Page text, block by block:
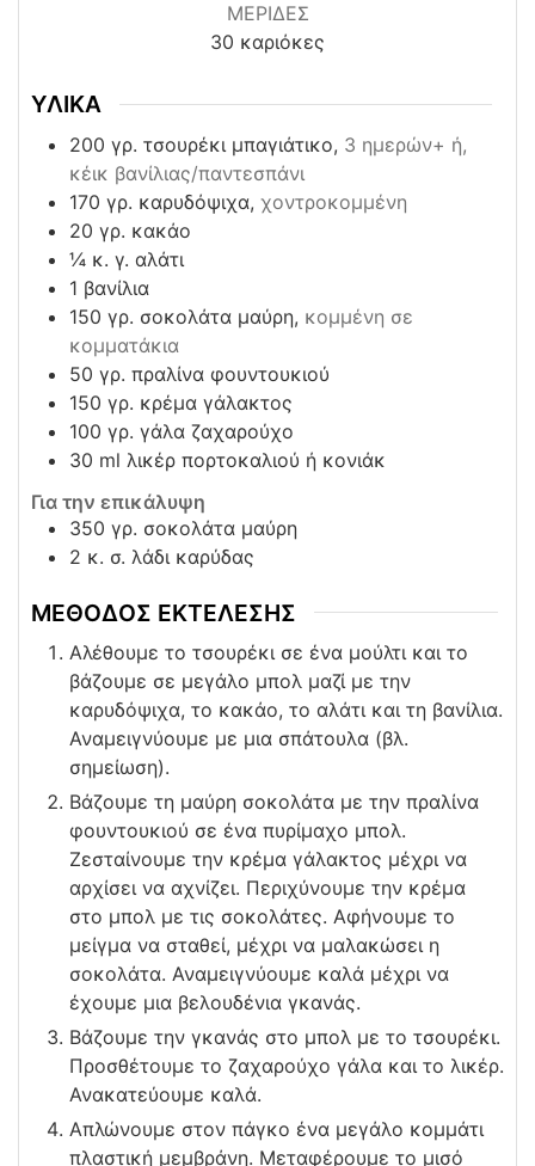
ΜΕΡΙΔΕΣ
30 καριόκες
ΥΛΙΚΑ
200 γρ. τσουρέκι μπαγιάτικο, 3 ημερών+ ή,
κέικ βανίλιας/παντεσπάνι
170 γρ. καρυδόψιχα, χοντροκομμένη
20 γρ. κακάο
¼ κ. γ. αλάτι
1 βανίλια
150 γρ. σοκολάτα μαύρη, κομμένη σε
κομματάκια
50 γρ. πραλίνα φουντουκιού
150 γρ. κρέμα γάλακτος
100 γρ. γάλα ζαχαρούχο
30 ml λικέρ πορτοκαλιού ή κονιάκ
Για την επικάλυψη
350 γρ. σοκολάτα μαύρη
2 κ. σ. λάδι καρύδας
ΜΕΘΟΔΟΣ ΕΚΤΕΛΕΣΗΣ
Αλέθουμε το τσουρέκι σε ένα μούλτι και το
βάζουμε σε μεγάλο μπολ μαζί με την
καρυδόψιχα, το κακάο, το αλάτι και τη βανίλια.
Αναμειγνύουμε με μια σπάτουλα (βλ.
σημείωση).
Βάζουμε τη μαύρη σοκολάτα με την πραλίνα
φουντουκιού σε ένα πυρίμαχο μπολ.
Ζεσταίνουμε την κρέμα γάλακτος μέχρι να
αρχίσει να αχνίζει. Περιχύνουμε την κρέμα
στο μπολ με τις σοκολάτες. Αφήνουμε το
μείγμα να σταθεί, μέχρι να μαλακώσει η
σοκολάτα. Αναμειγνύουμε καλά μέχρι να
έχουμε μια βελουδένια γκανάς.
Βάζουμε την γκανάς στο μπολ με το τσουρέκι.
Προσθέτουμε το ζαχαρούχο γάλα και το λικέρ.
Ανακατεύουμε καλά.
Απλώνουμε στον πάγκο ένα μεγάλο κομμάτι
πλαστική μεμβράνη. Μεταφέρουμε το μισό